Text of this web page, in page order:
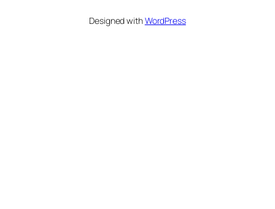
Designed withWordPress